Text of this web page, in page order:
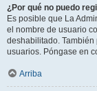
¿Por qué no puedo
Es posible que La
el nombre de usuario
deshabilitado.
usuarios. Póngase en
Arriba